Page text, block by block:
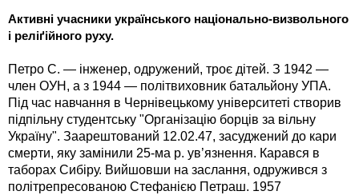
Активні учасники українського національно-визвольного
і реліґійного руху.
Петро С. — інженер, одружений, троє дітей. З 1942 —
член ОУН, а з 1944 — політвиховник батальйону УПА.
Під час навчання в Чернівецькому університеті створив
підпільну студентську "Організацію борців за вiльну
Україну". Заарештований 12.02.47, засуджений до кари
смерти, яку замінили 25-ма р. ув’язнення. Карався в
таборах Сибіру. Вийшовши на заслання, одружився з
політрепресованою Стефанією Петраш. 1957